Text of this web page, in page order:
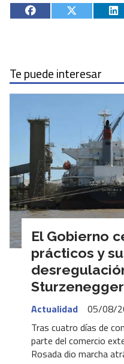
Te puede interesar
El Gobierno
prácticos y
Sturzenegger
Actualidad
05/08/
Tras cuatro días de
parte del comercio
Rosada dio marcha